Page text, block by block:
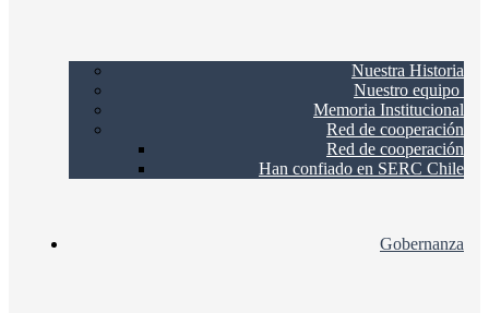
Nuestra Historia
Nuestro equipo
Memoria Institucional
Red de cooperación
Red de cooperación
Han confiado en SERC Chile
Gobernanza